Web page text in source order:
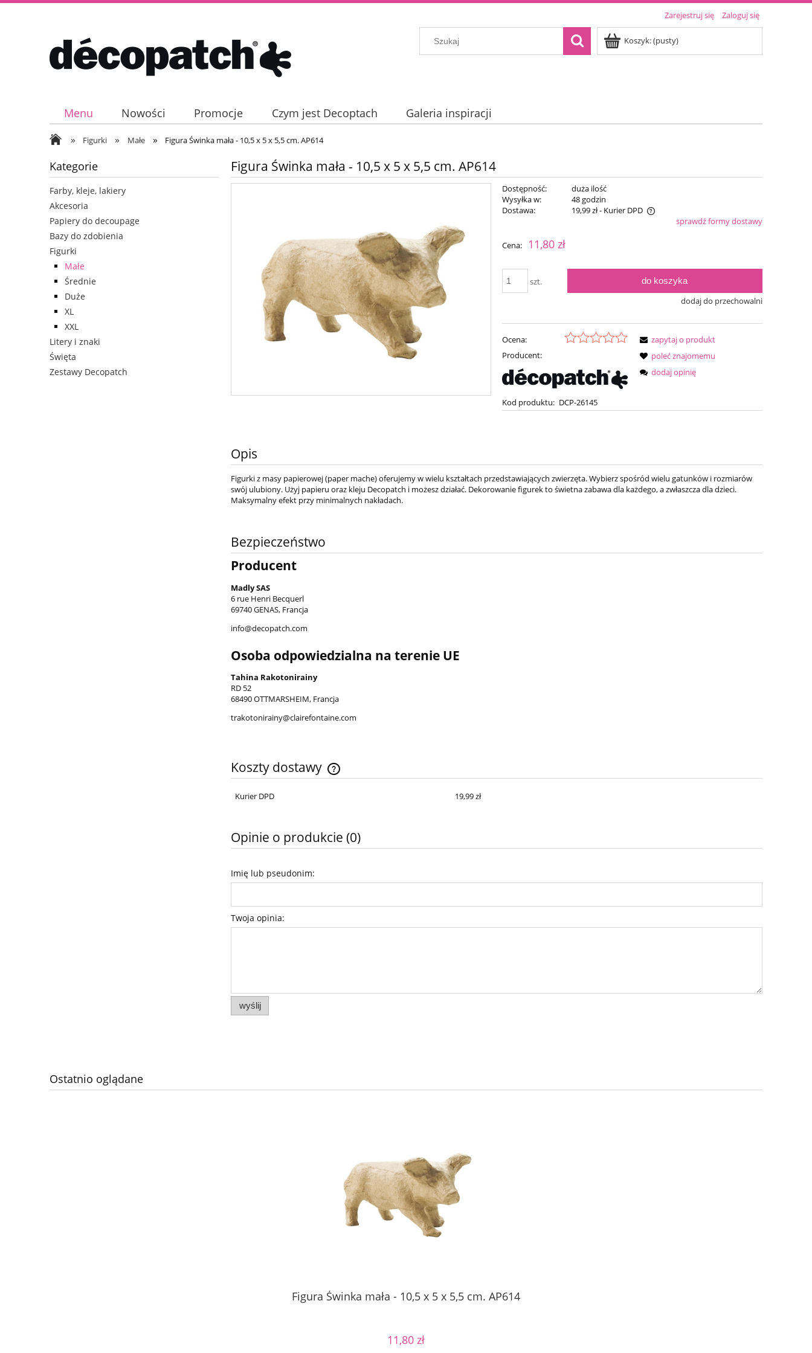
Zarejestruj się Zaloguj się
Koszyk:(pusty)
Menu Nowości Promocje Czym jest Decoptach Galeria inspiracji
» Figurki » Małe » Figura Świnka mała - 10,5 x 5 x 5,5 cm. AP614
Kategorie
Farby, kleje, lakiery
Akcesoria
Papiery do decoupage
Bazy do zdobienia
Figurki
Małe
Średnie
Duże
XL
XXL
Litery i znaki
Święta
Zestawy Decopatch
Figura Świnka mała - 10,5 x 5 x 5,5 cm. AP614
Dostępność:
duża ilość
Wysyłka w:
48 godzin
Dostawa:
19,99 zł- Kurier DPD
płatności
sprawdź formy dostawy
Cena: 11,80 zł
szt. do koszyka
dodaj do przechowalni
Ocena:
Producent:
Kod produktu: DCP-26145
zapytaj o produkt
poleć znajomemu
dodaj opinię
Opis
Figurki z masy papierowej (paper mache) oferujemy w wielu kształtach przedstawiających zwierzęta. Wybierz spośród wielu gatunków i rozmiarów
swój ulubiony. Użyj papieru oraz kleju Decopatch i możesz działać. Dekorowanie figurek to świetna zabawa dla każdego, a zwłaszcza dla dzieci.
Maksymalny efekt przy minimalnych nakładach.
Bezpieczeństwo
Producent
Madly SAS
6 rue Henri Becquerl
69740 GENAS, Francja
info@decopatch.com
Osoba odpowiedzialna na terenie UE
Tahina Rakotonirainy
RD 52
68490 OTTMARSHEIM, Francja
trakotonirainy@clairefontaine.com
Koszty dostawy
Cena nie zawiera ewentualnych kosztów
Kurier DPD 19,99 zł
Opinie o produkcie (0)
Imię lub pseudonim:
Twoja opinia:
wyślij
Ostatnio oglądane
Figura Świnka mała - 10,5 x 5 x 5,5 cm. AP614
11,80 zł